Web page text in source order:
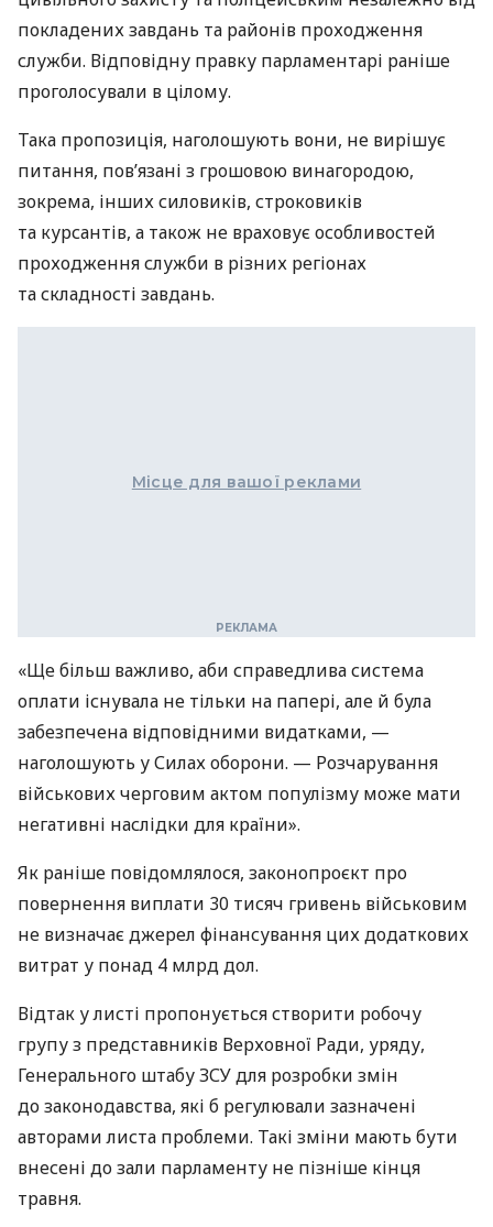
покладених завдань та районів проходження
служби. Відповідну правку парламентарі раніше
проголосували в цілому.
Така пропозиція, наголошують вони, не вирішує
питання, пов’язані з грошовою винагородою,
зокрема, інших силовиків, строковиків
та курсантів, а також не враховує особливостей
проходження служби в різних регіонах
та складності завдань.
Місце для вашої реклами
«Ще більш важливо, аби справедлива система
оплати існувала не тільки на папері, але й була
забезпечена відповідними видатками, —
наголошують у Силах оборони. — Розчарування
військових черговим актом популізму може мати
негативні наслідки для країни».
Як раніше повідомлялося, законопроєкт про
повернення виплати 30 тисяч гривень військовим
не визначає джерел фінансування цих додаткових
витрат у понад 4 млрд дол.
Відтак у листі пропонується створити робочу
групу з представників Верховної Ради, уряду,
Генерального штабу ЗСУ для розробки змін
до законодавства, які б регулювали зазначені
авторами листа проблеми. Такі зміни мають бути
внесені до зали парламенту не пізніше кінця
травня.